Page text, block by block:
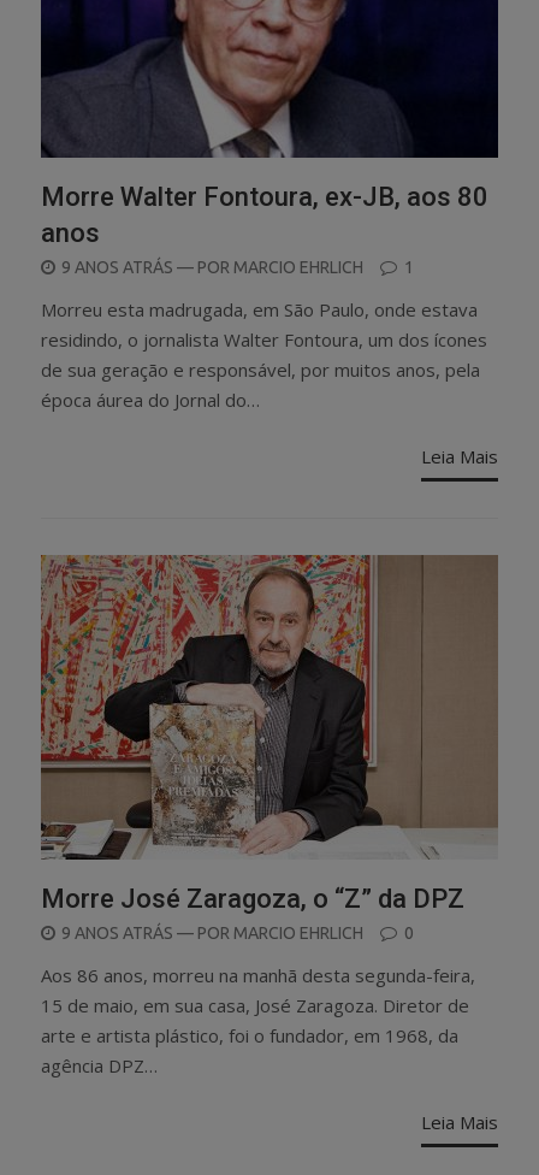
Morre Walter Fontoura, ex-JB, aos 80
anos
POSTED
9 ANOS ATRÁS — POR MARCIO EHRLICH 1
Morreu esta madrugada, em São Paulo, onde estava
residindo, o jornalista Walter Fontoura, um dos ícones
de sua geração e responsável, por muitos anos, pela
época áurea do Jornal do…
Leia Mais
Morre José Zaragoza, o “Z” da DPZ
POSTED
9 ANOS ATRÁS — POR MARCIO EHRLICH 0
Aos 86 anos, morreu na manhã desta segunda-feira,
15 de maio, em sua casa, José Zaragoza. Diretor de
arte e artista plástico, foi o fundador, em 1968, da
agência DPZ…
Leia Mais